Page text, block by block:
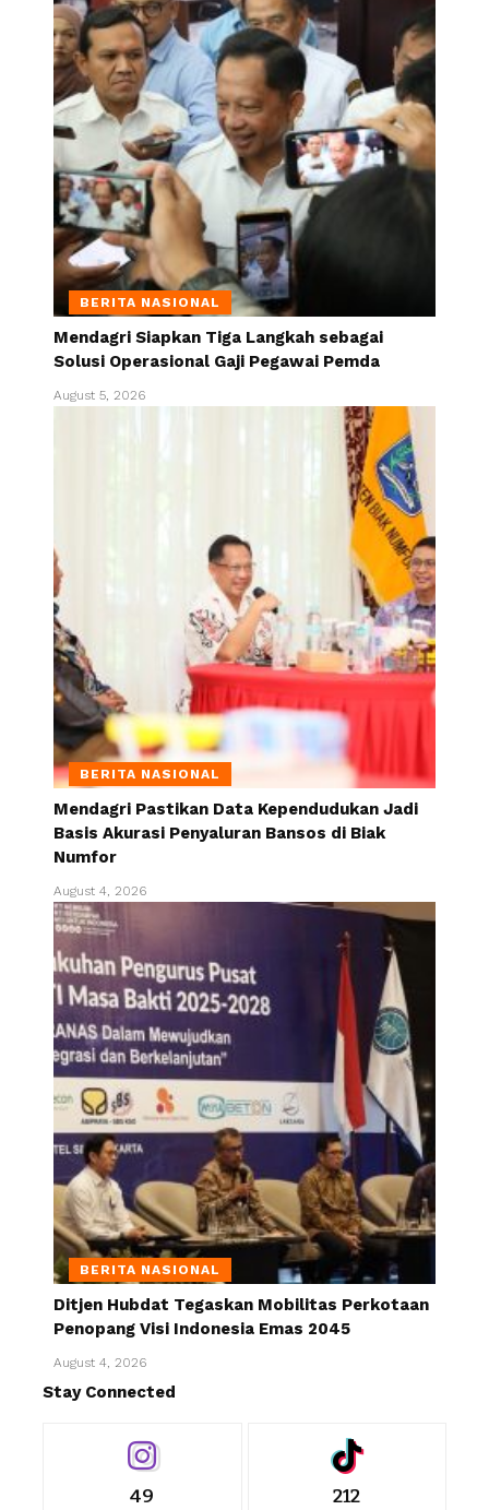
BERITA NASIONAL
Mendagri Siapkan Tiga Langkah sebagai
Solusi Operasional Gaji Pegawai Pemda
August 5, 2026
BERITA NASIONAL
Mendagri Pastikan Data Kependudukan Jadi
Basis Akurasi Penyaluran Bansos di Biak
Numfor
August 4, 2026
BERITA NASIONAL
Ditjen Hubdat Tegaskan Mobilitas Perkotaan
Penopang Visi Indonesia Emas 2045
August 4, 2026
Stay Connected
49 212